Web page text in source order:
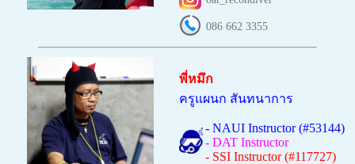
086 662 3355
พี่หมึก
ครูแผนก สันทนาการ
- NAUI Instructor (#53144)
- DAT Instructor
- SSI Instructor (#117727)